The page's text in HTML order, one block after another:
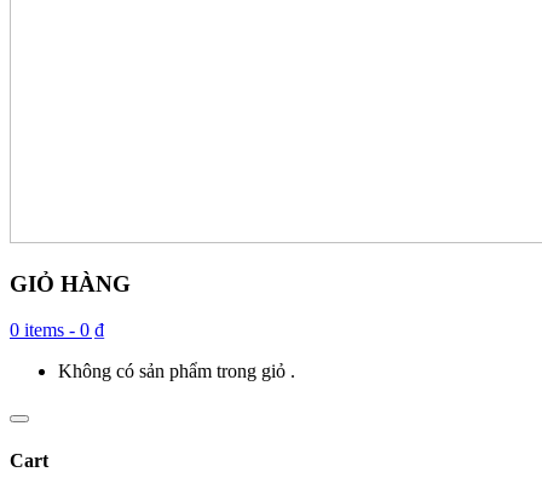
GIỎ HÀNG
0 items - 0 ₫
Không có sản phẩm trong giỏ .
Cart